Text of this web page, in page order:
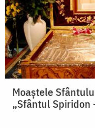
Moaștele
„Sfântul Spiridon